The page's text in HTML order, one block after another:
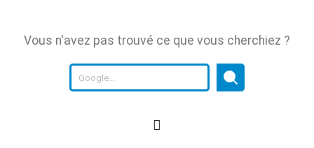
Vous n'avez pas trouvé ce que vous cherchiez ?